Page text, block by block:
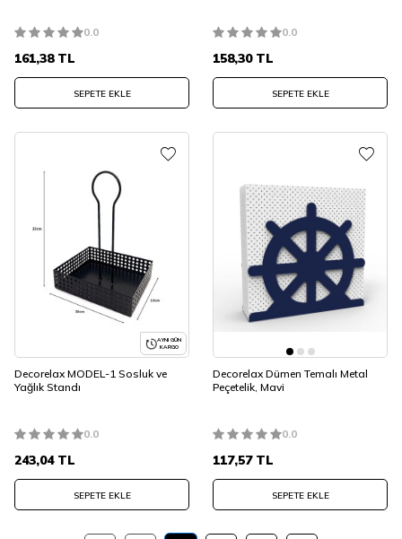
0.0
161,38TL
SEPETE EKLE
0.0
158,30TL
SEPETE EKLE
AYNI GÜN
KARGO
Decorelax MODEL-1 Sosluk ve
Yağlık Standı
0.0
243,04TL
SEPETE EKLE
Decorelax Dümen Temalı Metal
Peçetelik, Mavi
0.0
117,57TL
SEPETE EKLE